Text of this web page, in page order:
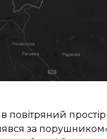
повітряний
за